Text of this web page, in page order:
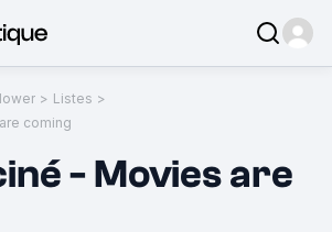
> Listes >
coming
- Movies are